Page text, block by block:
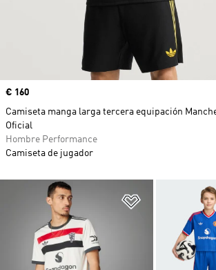
Añadir a la
Precio
€ 160
Camiseta manga larga tercera equipación
Oficial
Hombre Performance
Camiseta de jugador